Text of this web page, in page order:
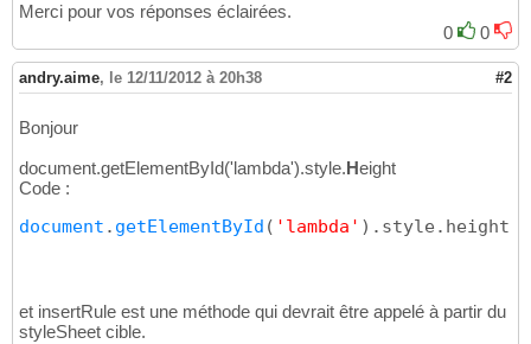
Merci pour vos réponses éclairées.
0
0
andry.aime, le 12/11/2012 à 20h38 #2
Bonjour
document.getElementById('lambda').style.Height
Code :
document . getElementById ( 'lambda' ) .style.height
et insertRule est une méthode qui devrait être appelé à partir du
styleSheet cible.